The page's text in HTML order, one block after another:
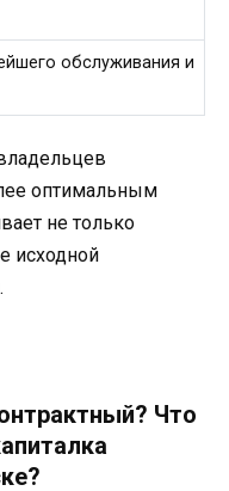
обслуживания и
оптимальным
не только
исходной
Что